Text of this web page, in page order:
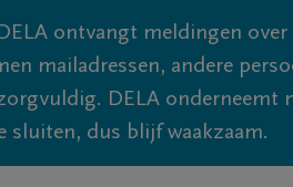
ontvangt meldingen
mailadressen, andere
DELA onderneemt
dus blijf waakzaam.